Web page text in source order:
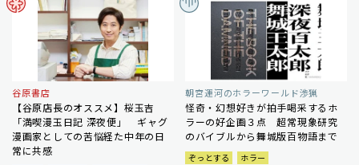
谷原書店
【谷原店長のオススメ】桜玉吉
「満喫漫玉日記 深夜便」 ギャグ
漫画家としての苦悩経た中年の日
常に共感
朝宮運河のホラーワールド渉猟
怪奇・幻想好きが拍手喝采するホ
ラーの好企画３点 超常現象研究
のバイブルから舞城版百物語まで
ぞっとする
ホラー